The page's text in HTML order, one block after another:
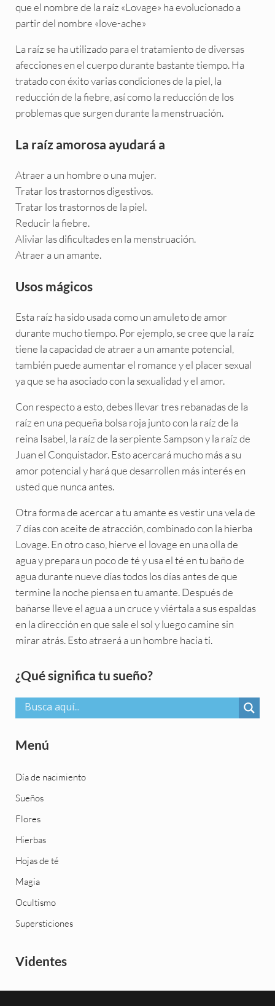
que el nombre de la raíz «Lovage» ha evolucionado a
partir del nombre «love-ache»
La raíz se ha utilizado para el tratamiento de diversas
afecciones en el cuerpo durante bastante tiempo. Ha
tratado con éxito varias condiciones de la piel, la
reducción de la fiebre, así como la reducción de los
problemas que surgen durante la menstruación.
La raíz amorosa ayudará a
Atraer a un hombre o una mujer.
Tratar los trastornos digestivos.
Tratar los trastornos de la piel.
Reducir la fiebre.
Aliviar las dificultades en la menstruación.
Atraer a un amante.
Usos mágicos
Esta raíz ha sido usada como un amuleto de amor
durante mucho tiempo. Por ejemplo, se cree que la raíz
tiene la capacidad de atraer a un amante potencial,
también puede aumentar el romance y el placer sexual
ya que se ha asociado con la sexualidad y el amor.
Con respecto a esto, debes llevar tres rebanadas de la
raíz en una pequeña bolsa roja junto con la raíz de la
reina Isabel, la raíz de la serpiente Sampson y la raíz de
Juan el Conquistador. Esto acercará mucho más a su
amor potencial y hará que desarrollen más interés en
usted que nunca antes.
Otra forma de acercar a tu amante es vestir una vela de
7 días con aceite de atracción, combinado con la hierba
Lovage. En otro caso, hierve el lovage en una olla de
agua y prepara un poco de té y usa el té en tu baño de
agua durante nueve días todos los días antes de que
termine la noche piensa en tu amante. Después de
bañarse lleve el agua a un cruce y viértala a sus espaldas
en la dirección en que sale el sol y luego camine sin
mirar atrás. Esto atraerá a un hombre hacia ti.
Sidebar
¿Qué significa tu sueño?
Menú
Día de nacimiento
Sueños
Flores
Hierbas
Hojas de té
Magia
Ocultismo
Supersticiones
Videntes